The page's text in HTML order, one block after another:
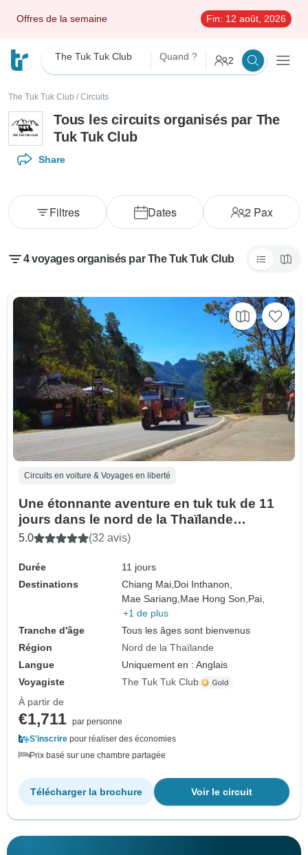
Offres de la semaine Fin: 12 août, 2026
The Tuk Tuk Club Quand ? 2
The Tuk Tuk Club / Circuits
Tous les circuits organisés par The
Tuk Tuk Club
Share
Dates 2Pax
Filtres
4 voyages organisés par The Tuk Tuk Club
Circuits en voiture & Voyages en liberté
Une étonnante aventure en tuk tuk de 11
jours dans le nord de la Thaïlande
(catégorie A du PDI requise)
5.0 (32 avis)
Durée
11 jours
Destinations
Chiang Mai, Doi Inthanon,
Mae Sariang, Mae Hong Son, Pai,
+1 de plus
Tranche d'âge
Tous les âges sont bienvenus
Région
Nord de la Thaïlande
Langue
Uniquement en : Anglais
Voyagiste
The Tuk Tuk Club
À partir de
€1,711 par personne
S'inscrire pour réaliser des économies
Prix basé sur une chambre partagée
Voir le circuit
Télécharger la brochure